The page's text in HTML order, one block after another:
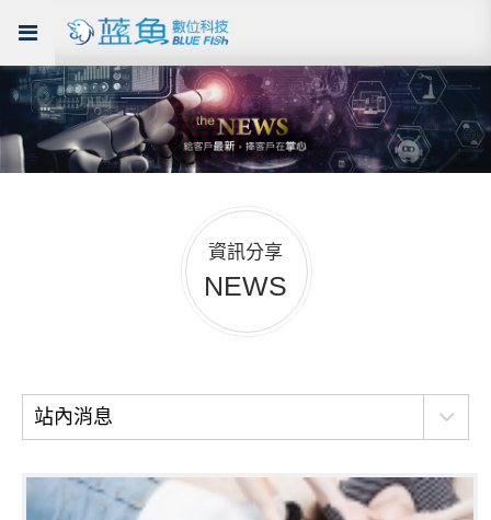
資訊分享
NEWS
站內消息